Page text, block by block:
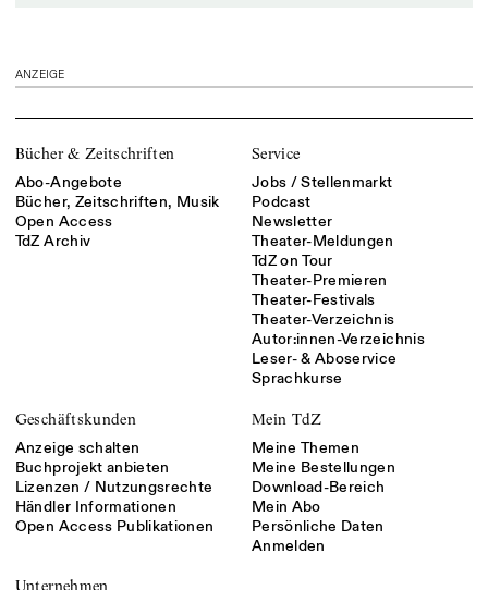
ANZEIGE
Bücher & Zeitschriften
Abo-Angebote
Bücher, Zeitschriften, Musik
Open Access
TdZ Archiv
Service
Jobs / Stellenmarkt
Podcast
Newsletter
Theater-Meldungen
TdZ on Tour
Theater-Premieren
Theater-Festivals
Theater-Verzeichnis
Autor:innen-Verzeichnis
Leser- & Aboservice
Sprachkurse
Geschäftskunden
Anzeige schalten
Buchprojekt anbieten
Lizenzen / Nutzungsrechte
Händler Informationen
Open Access Publikationen
Mein TdZ
Meine Themen
Meine Bestellungen
Download-Bereich
Mein Abo
Persönliche Daten
Anmelden
Unternehmen